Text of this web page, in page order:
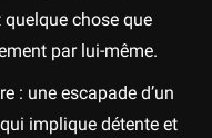
chose que
par lui-même.
: une escapade d’un
implique détente et